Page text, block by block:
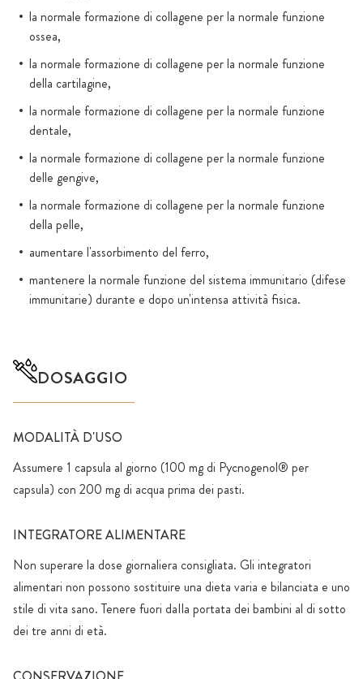
la normale formazione di collagene per la normale funzione
ossea,
la normale formazione di collagene per la normale funzione
della cartilagine,
la normale formazione di collagene per la normale funzione
dentale,
la normale formazione di collagene per la normale funzione
delle gengive,
la normale formazione di collagene per la normale funzione
della pelle,
aumentare l'assorbimento del ferro,
mantenere la normale funzione del sistema immunitario (difese
immunitarie) durante e dopo un'intensa attività fisica.
DOSAGGIO
MODALITÀ D'USO
Assumere 1 capsula al giorno (100 mg di Pycnogenol® per
capsula) con 200 mg di acqua prima dei pasti.
INTEGRATORE ALIMENTARE
Non superare la dose giornaliera consigliata. Gli integratori
alimentari non possono sostituire una dieta varia e bilanciata e uno
stile di vita sano. Tenere fuori daIla portata dei bambini al di sotto
dei tre anni di età.